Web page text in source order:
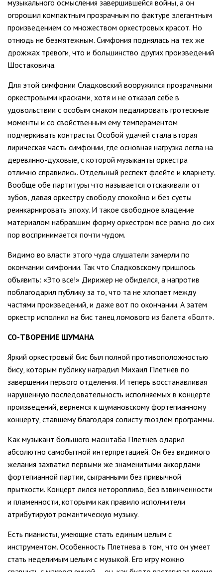
музыкального осмысления завершившейся войны, а он
огорошил компактным прозрачным по фактуре элегантным
произведением со множеством оркестровых красот. Но
отнюдь не безмятежным. Симфония поднялась на тех же
дрожжах тревоги, что и большинство других произведений
Шостаковича.
Для этой симфонии Сладковский вооружился прозрачными
оркестровыми красками, хотя и не отказал себе в
удовольствии с особым смаком педалировать гротескные
моменты и со свойственным ему темпераментом
подчеркивать контрасты. Особой удачей стала вторая
лирическая часть симфонии, где основная нагрузка легла на
деревянно-духовые, с которой музыканты оркестра
отлично справились. Отдельный респект флейте и кларнету.
Вообще обе партитуры что называется отскакивали от
зубов, давая оркестру свободу спокойно и без суеты
реинкарнировать эпоху. И такое свободное владение
материалом набравшим форму оркестром все равно до сих
пор воспринимается почти чудом.
Видимо во власти этого чуда слушатели замерли по
окончании симфонии. Так что Сладковскому пришлось
объявить: «Это все!» Дирижер не обиделся, а напротив
поблагодарил публику за то, что та не хлопает между
частями произведений, и даже вот по окончании. А затем
оркестр исполнил на бис танец ломового из балета «Болт».
СО-ТВОРЕНИЕ ШУМАНА
Яркий оркестровый бис был полной противоположностью
бису, которым публику наградил Михаил Плетнев по
завершении первого отделения. И теперь восстанавливая
нарушенную последовательность исполняемых в концерте
произведений, вернемся к шумановскому фортепианному
концерту, ставшему благодаря солисту гвоздем программы.
Как музыкант большого масштаба Плетнев одарил
абсолютно самобытной интерпретацией. Он без видимого
желания захватил первыми же знаменитыми аккордами
фортепианной партии, сыгранными без привычной
прыткости. Концерт лился неторопливо, без взвинченности
и пламенности, которыми как правило исполнители
атрибутируют романтическую музыку.
Есть пианисты, умеющие стать единым целым с
инструментом. Особенность Плетнева в том, что он умеет
стать неделимым целым с музыкой. Его игру можно